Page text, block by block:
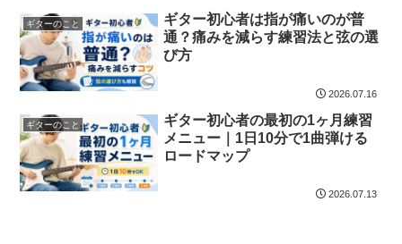
ギターのこと
ギター初心者は指が痛いのが普
通？痛みを減らす練習法と弦の選
び方
2026.07.16
ギターのこと
ギター初心者の最初の1ヶ月練習
メニュー｜1日10分で1曲弾ける
ロードマップ
2026.07.13